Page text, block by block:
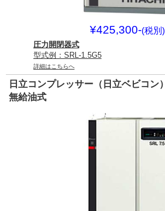
¥425,300-(税別)
圧力開閉器式
型式例：SRL-1.5G5
詳細はこちらへ
日立コンプレッサー（日立ベビコン）
無給油式